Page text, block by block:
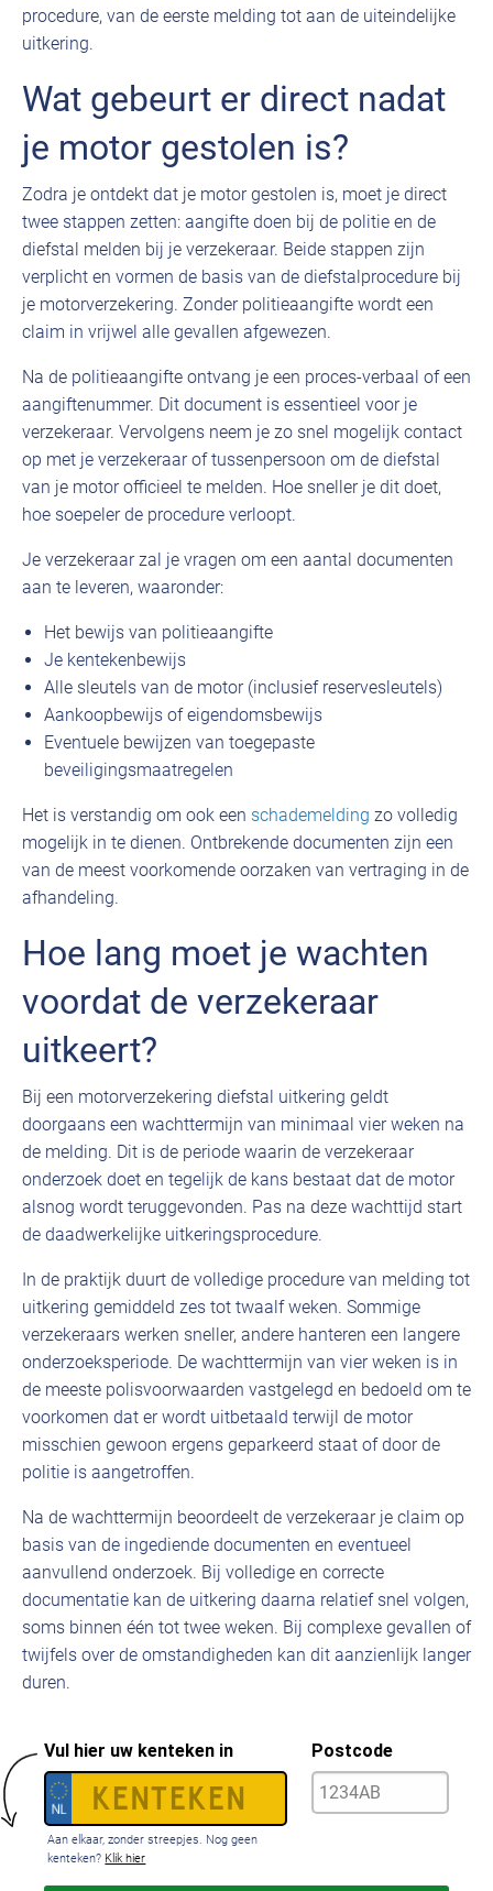
procedure, van de eerste melding tot aan de uiteindelijke
uitkering.
Wat gebeurt er direct nadat
je motor gestolen is?
Zodra je ontdekt dat je motor gestolen is, moet je direct
twee stappen zetten: aangifte doen bij de politie en de
diefstal melden bij je verzekeraar. Beide stappen zijn
verplicht en vormen de basis van de diefstalprocedure bij
je motorverzekering. Zonder politieaangifte wordt een
claim in vrijwel alle gevallen afgewezen.
Na de politieaangifte ontvang je een proces-verbaal of een
aangiftenummer. Dit document is essentieel voor je
verzekeraar. Vervolgens neem je zo snel mogelijk contact
op met je verzekeraar of tussenpersoon om de diefstal
van je motor officieel te melden. Hoe sneller je dit doet,
hoe soepeler de procedure verloopt.
Je verzekeraar zal je vragen om een aantal documenten
aan te leveren, waaronder:
Het bewijs van politieaangifte
Je kentekenbewijs
Alle sleutels van de motor (inclusief reservesleutels)
Aankoopbewijs of eigendomsbewijs
Eventuele bewijzen van toegepaste
beveiligingsmaatregelen
Het is verstandig om ook een schademelding zo volledig
mogelijk in te dienen. Ontbrekende documenten zijn een
van de meest voorkomende oorzaken van vertraging in de
afhandeling.
Hoe lang moet je wachten
voordat de verzekeraar
uitkeert?
Bij een motorverzekering diefstal uitkering geldt
doorgaans een wachttermijn van minimaal vier weken na
de melding. Dit is de periode waarin de verzekeraar
onderzoek doet en tegelijk de kans bestaat dat de motor
alsnog wordt teruggevonden. Pas na deze wachttijd start
de daadwerkelijke uitkeringsprocedure.
In de praktijk duurt de volledige procedure van melding tot
uitkering gemiddeld zes tot twaalf weken. Sommige
verzekeraars werken sneller, andere hanteren een langere
onderzoeksperiode. De wachttermijn van vier weken is in
de meeste polisvoorwaarden vastgelegd en bedoeld om te
voorkomen dat er wordt uitbetaald terwijl de motor
misschien gewoon ergens geparkeerd staat of door de
politie is aangetroffen.
Na de wachttermijn beoordeelt de verzekeraar je claim op
basis van de ingediende documenten en eventueel
aanvullend onderzoek. Bij volledige en correcte
documentatie kan de uitkering daarna relatief snel volgen,
soms binnen één tot twee weken. Bij complexe gevallen of
twijfels over de omstandigheden kan dit aanzienlijk langer
duren.
Vul hier uw kenteken in
Aan elkaar, zonder streepjes. Nog geen
kenteken? Klik hier
Postcode